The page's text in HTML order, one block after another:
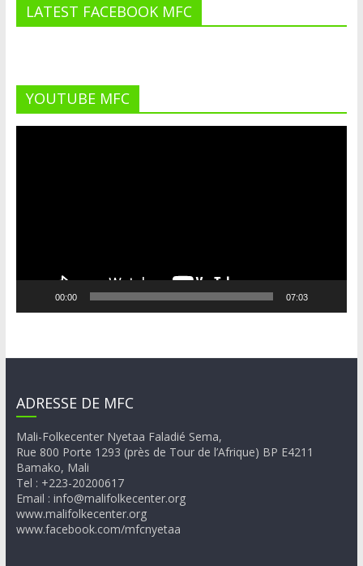
LATEST FACEBOOK MFC
YOUTUBE MFC
00:00 07:03
ADRESSE DE MFC
Mali-Folkecenter Nyetaa Faladié Sema,
Rue 800 Porte 1293 (près de Tour de l’Afrique) BP E4211
Bamako, Mali
Tel : +223-20200617
Email : info@malifolkecenter.org
www.malifolkecenter.org
www.facebook.com/mfcnyetaa